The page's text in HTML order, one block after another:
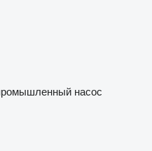
насос